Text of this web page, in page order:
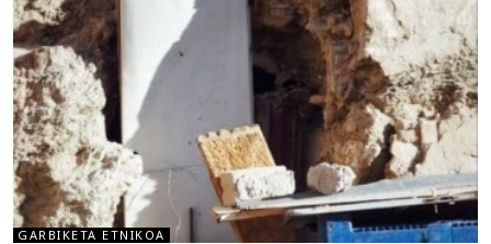
GARBIKETA ETNIKOA